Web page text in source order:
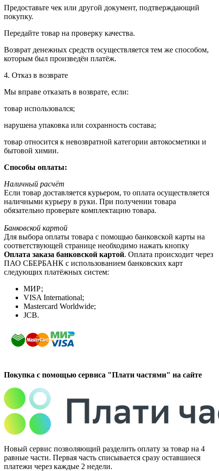
Предоставьте чек или другой документ, подтверждающий
покупку.
Передайте товар на проверку качества.
Возврат денежных средств осуществляется тем же способом,
которым был произведён платёж.
4. Отказ в возврате
Мы вправе отказать в возврате, если:
товар использовался;
нарушена упаковка или сохранность состава;
товар относится к невозвратной категории автокосметики и
бытовой химии.
Способы оплаты:
Наличный расчёт
Если товар доставляется курьером, то оплата осуществляется
наличными курьеру в руки. При получении товара
обязательно проверьте комплектацию товара.
Банковской картой
Для выбора оплаты товара с помощью банковской карты на
соответствующей странице необходимо нажать кнопку
Оплата заказа банковской картой. Оплата происходит через
ПАО СБЕРБАНК с использованием банковских карт
следующих платёжных систем:
МИР;
VISA International;
Mastercard Worldwide;
JCB.
Покупка с помощью сервиса "Плати частями" на сайте
Новый сервис позволяющий разделить оплату за товар на 4
равные части. Первая часть списывается сразу оставшиеся
платежи через каждые 2 недели.